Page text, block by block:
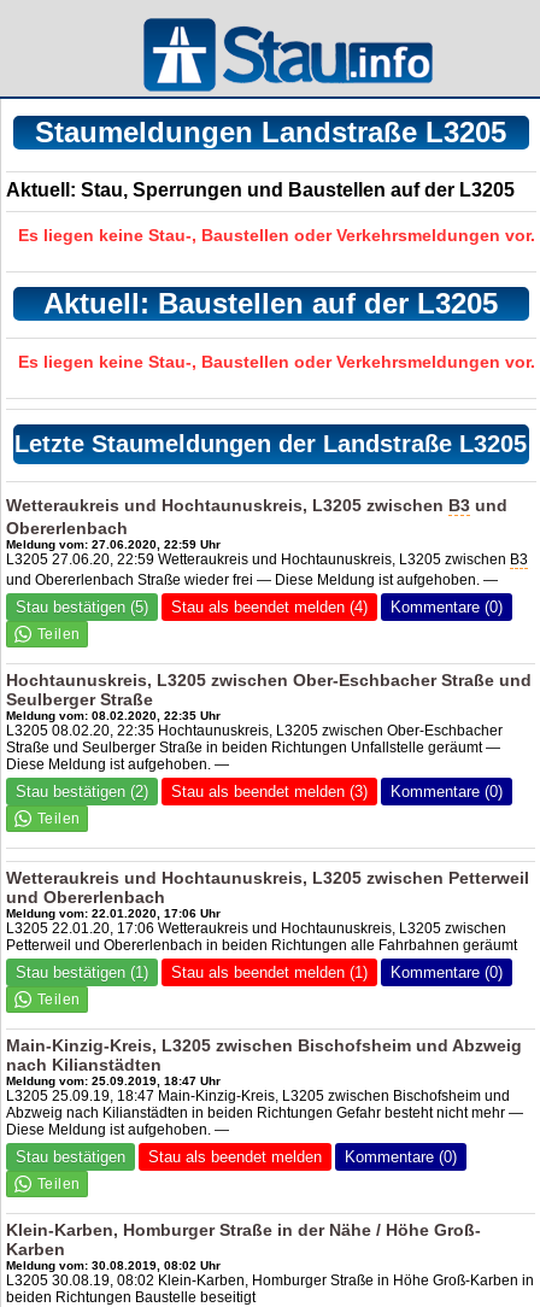
Staumeldungen Landstraße L3205
Aktuell: Stau, Sperrungen und Baustellen auf der L3205
Es liegen keine Stau-, Baustellen oder Verkehrsmeldungen vor.
Aktuell: Baustellen auf der L3205
Es liegen keine Stau-, Baustellen oder Verkehrsmeldungen vor.
Letzte Staumeldungen der Landstraße L3205
Wetteraukreis und Hochtaunuskreis, L3205 zwischen B3 und
Obererlenbach
Meldung vom: 27.06.2020, 22:59 Uhr
L3205 27.06.20, 22:59 Wetteraukreis und Hochtaunuskreis, L3205 zwischen B3
und Obererlenbach Straße wieder frei — Diese Meldung ist aufgehoben. —
Stau bestätigen (5) Stau als beendet melden (4) Kommentare (0)
Hochtaunuskreis, L3205 zwischen Ober-Eschbacher Straße und
Seulberger Straße
Meldung vom: 08.02.2020, 22:35 Uhr
L3205 08.02.20, 22:35 Hochtaunuskreis, L3205 zwischen Ober-Eschbacher
Straße und Seulberger Straße in beiden Richtungen Unfallstelle geräumt —
Diese Meldung ist aufgehoben. —
Stau bestätigen (2) Stau als beendet melden (3) Kommentare (0)
Wetteraukreis und Hochtaunuskreis, L3205 zwischen Petterweil
und Obererlenbach
Meldung vom: 22.01.2020, 17:06 Uhr
L3205 22.01.20, 17:06 Wetteraukreis und Hochtaunuskreis, L3205 zwischen
Petterweil und Obererlenbach in beiden Richtungen alle Fahrbahnen geräumt
Stau bestätigen (1) Stau als beendet melden (1) Kommentare (0)
Main-Kinzig-Kreis, L3205 zwischen Bischofsheim und Abzweig
nach Kilianstädten
Meldung vom: 25.09.2019, 18:47 Uhr
L3205 25.09.19, 18:47 Main-Kinzig-Kreis, L3205 zwischen Bischofsheim und
Abzweig nach Kilianstädten in beiden Richtungen Gefahr besteht nicht mehr —
Diese Meldung ist aufgehoben. —
Stau bestätigen Stau als beendet melden Kommentare (0)
Klein-Karben, Homburger Straße in der Nähe / Höhe Groß-
Karben
Meldung vom: 30.08.2019, 08:02 Uhr
L3205 30.08.19, 08:02 Klein-Karben, Homburger Straße in Höhe Groß-Karben in
beiden Richtungen Baustelle beseitigt